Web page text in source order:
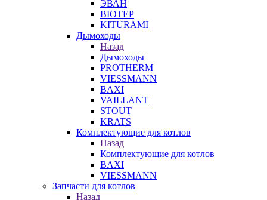
ЭВАН
BIOTEP
KITURAMI
Дымоходы
Назад
Дымоходы
PROTHERM
VIESSMANN
BAXI
VAILLANT
STOUT
KRATS
Комплектующие для котлов
Назад
Комплектующие для котлов
BAXI
VIESSMANN
Запчасти для котлов
Назад